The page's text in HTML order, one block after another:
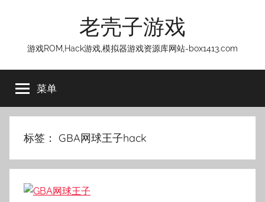
老壳子游戏
游戏ROM,Hack游戏,模拟器游戏资源库网站-box1413.com
菜单
标签： GBA网球王子hack